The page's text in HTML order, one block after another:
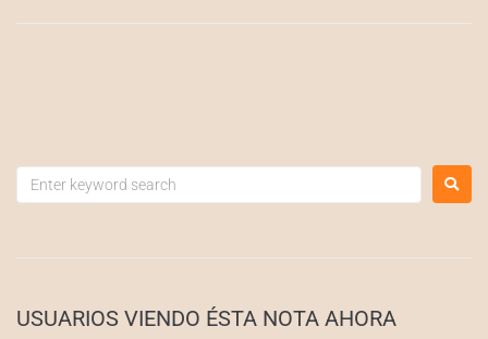
USUARIOS VIENDO ÉSTA NOTA AHORA